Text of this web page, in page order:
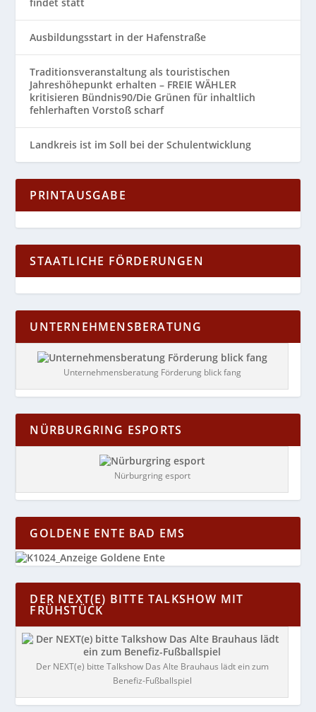
Ausbildungsstart in der Hafenstraße
Traditionsveranstaltung als touristischen
Jahreshöhepunkt erhalten – FREIE WÄHLER
kritisieren Bündnis90/Die Grünen für inhaltlich
fehlerhaften Vorstoß scharf
Landkreis ist im Soll bei der Schulentwicklung
PRINTAUSGABE
STAATLICHE FÖRDERUNGEN
UNTERNEHMENSBERATUNG
Unternehmensberatung Förderung blick fang
NÜRBURGRING ESPORTS
Nürburgring esport
GOLDENE ENTE BAD EMS
DER NEXT(E) BITTE TALKSHOW MIT
FRÜHSTÜCK
Der NEXT(e) bitte Talkshow Das Alte Brauhaus lädt ein zum
Benefiz-Fußballspiel